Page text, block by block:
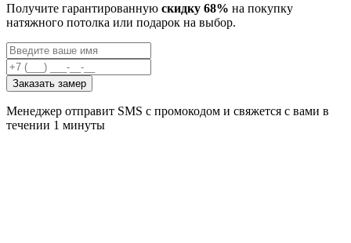
Получите гарантированную скидку 68% на покупку
натяжного потолка или подарок на выбор.
Заказать замер
Менеджер отправит SMS с промокодом и свяжется с вами в
течении 1 минуты